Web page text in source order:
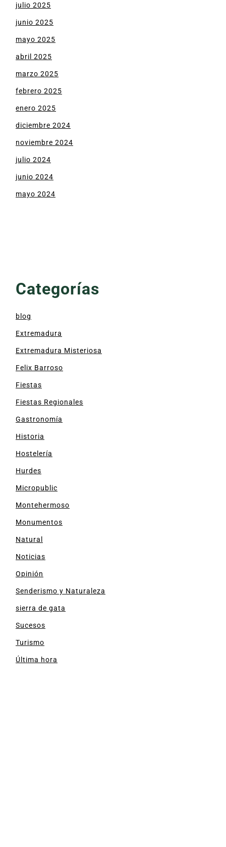
julio 2025
junio 2025
mayo 2025
abril 2025
marzo 2025
febrero 2025
enero 2025
diciembre 2024
noviembre 2024
julio 2024
junio 2024
mayo 2024
Categorías
blog
Extremadura
Extremadura Misteriosa
Felix Barroso
Fiestas
Fiestas Regionales
Gastronomía
Historia
Hostelería
Hurdes
Micropublic
Montehermoso
Monumentos
Natural
Noticias
Opinión
Senderismo y Naturaleza
sierra de gata
Sucesos
Turismo
Última hora